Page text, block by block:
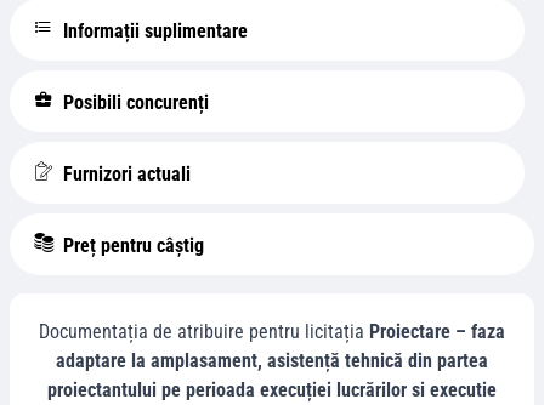
Informații suplimentare
Posibili concurenți
Furnizori actuali
Preț pentru câștig
Documentația de atribuire pentru licitația Proiectare – faza
adaptare la amplasament, asistență tehnică din partea
proiectantului pe perioada execuției lucrărilor si executie